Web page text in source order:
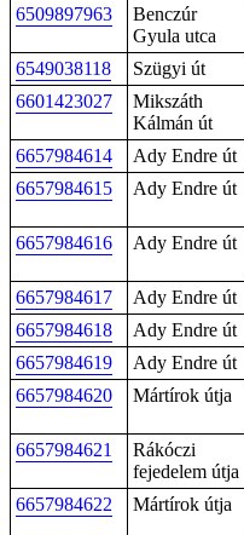
6509897963
Benczúr
Gyula utca
6549038118 Szügyi út
6601423027
Mikszáth
Kálmán út
6657984614 Ady Endre út
6657984615
Ady Endre út
6657984616 Ady Endre út
6657984617 Ady Endre út
6657984618
Ady Endre út
6657984619
Ady Endre út
6657984620
Mártírok útja
6657984621
Rákóczi
fejedelem útja
6657984622 Mártírok útja